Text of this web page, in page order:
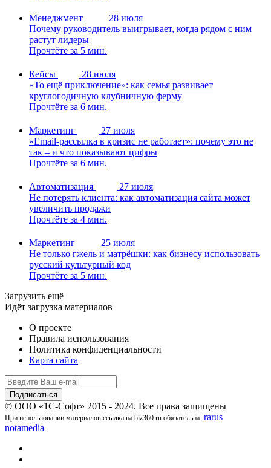
Менеджмент
28 июля
Почему руководитель выигрывает, когда рядом с ним
растут лидеры
Прочтёте за 5 мин.
Кейсы
28 июля
«То ещё приключение»: как семья развивает
круглогодичную клубничную ферму
Прочтёте за 6 мин.
Маркетинг
27 июля
«Email-рассылка в кризис не работает»: почему это не
так – и что показывают цифры
Прочтёте за 6 мин.
Автоматизация
27 июля
Не потерять клиента: как автоматизация сайта может
увеличить продажи
Прочтёте за 4 мин.
Маркетинг
25 июля
Не только гжель и матрёшки: как бизнесу использовать
русский культурный код
Прочтёте за 5 мин.
Загрузить ещё
Идёт загрузка материалов
О проекте
Правила использования
Политика конфиденциальности
Карта сайта
© ООО «1С-Софт» 2015 - 2024. Все права защищены
При использовании материалов ссылка на biz360.ru обязательна. rarus
notamedia